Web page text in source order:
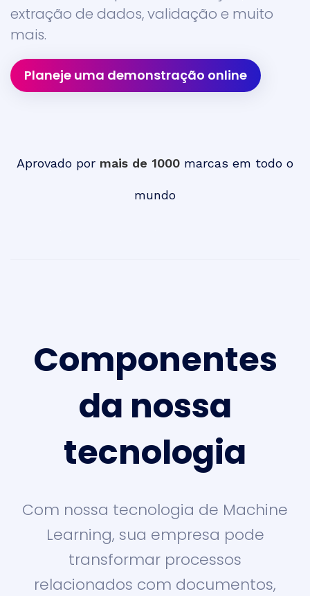
extração de dados, validação e muito
mais.
Planeje uma demonstração online
Aprovado por mais de 1000 marcas em todo o
mundo
Componentes
da nossa
tecnologia
Com nossa tecnologia de Machine
Learning, sua empresa pode
transformar processos
relacionados com documentos,